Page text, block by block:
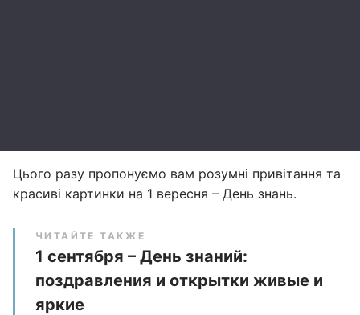
Цього разу пропонуємо вам розумні привітання та
красиві картинки на 1 вересня – День знань.
ЧИТАЙТЕ ТАКЖЕ
1 сентября – День знаний:
поздравления и открытки живые и
яркие